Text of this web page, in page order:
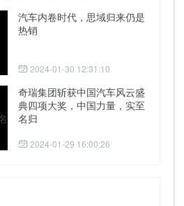
汽车内卷时代，思域归来仍是
热销
2024-01-30 12:31:10
奇瑞集团斩获中国汽车风云盛
典四项大奖，中国力量，实至
名归
2024-01-29 16:00:26